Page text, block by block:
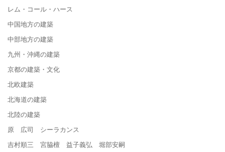
レム・コール・ハース
中国地方の建築
中部地方の建築
九州・沖縄の建築
京都の建築・文化
北欧建築
北海道の建築
北陸の建築
原 広司 シーラカンス
吉村順三 宮脇檀 益子義弘 堀部安嗣